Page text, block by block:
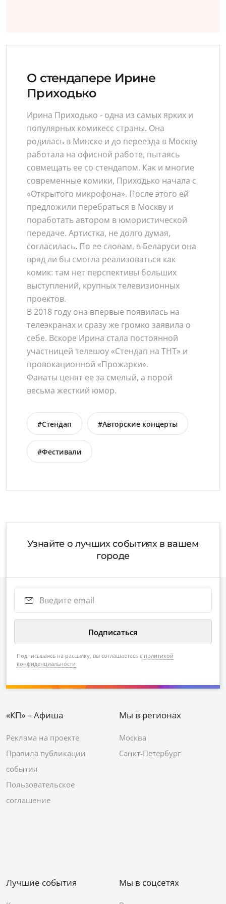
О стендапере Ирине
Приходько
Ирина Приходько - одна из самых ярких и
популярных комикесс страны. Она
родилась в Минске и до переезда в Москву
работала на офисной работе, пытаясь
совмещать ее со стендапом. Как и многие
современные комики, Приходько начала с
«Открытого микрофона». После этого ей
предложили перебраться в Москву и
поработать автором в юмористической
передаче. Артистка, не долго думая,
согласилась. По ее словам, в Беларуси она
вряд ли бы смогла реализоваться как
комик: там нет перспективы больших
выступлений, крупных телевизионных
проектов.
В 2018 году она впервые появилась на
телеэкранах и сразу же громко заявила о
себе. Вскоре Ирина стала постоянной
участницей телешоу «Стендап на ТНТ» и
провокационной «Прожарки».
Фанаты ценят ее за смелый, а порой
весьма жесткий юмор.
#Стендап #Авторские концерты
#Фестивали
Узнайте о лучших событиях в вашем
городе
Подписываясь на рассылку, вы соглашаетесь с политикой
конфиденциальности
«КП» – Афиша
Реклама на проекте
Правила публикации
события
Пользовательское
соглашение
Мы в регионах
Москва
Санкт-Петербург
Лучшие события Мы в соцсетях